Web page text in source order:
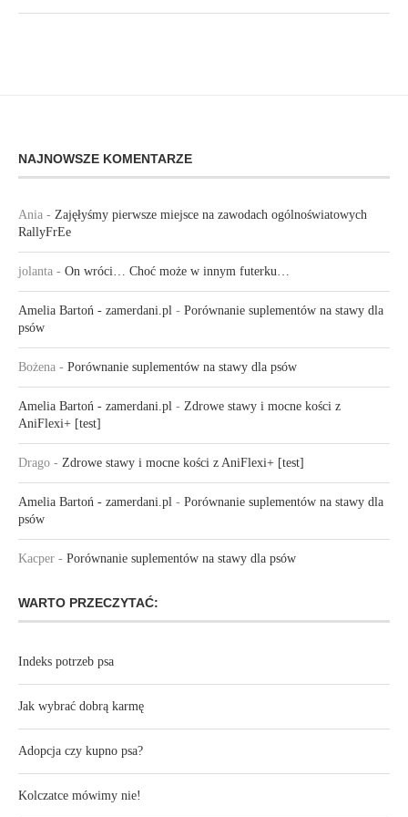
NAJNOWSZE KOMENTARZE
Ania - Zajęłyśmy pierwsze miejsce na zawodach ogólnoświatowych
RallyFrEe
jolanta - On wróci… Choć może w innym futerku…
Amelia Bartoń - zamerdani.pl - Porównanie suplementów na stawy dla
psów
Bożena - Porównanie suplementów na stawy dla psów
Amelia Bartoń - zamerdani.pl - Zdrowe stawy i mocne kości z
AniFlexi+ [test]
Drago - Zdrowe stawy i mocne kości z AniFlexi+ [test]
Amelia Bartoń - zamerdani.pl - Porównanie suplementów na stawy dla
psów
Kacper - Porównanie suplementów na stawy dla psów
WARTO PRZECZYTAĆ:
Indeks potrzeb psa
Jak wybrać dobrą karmę
Adopcja czy kupno psa?
Kolczatce mówimy nie!